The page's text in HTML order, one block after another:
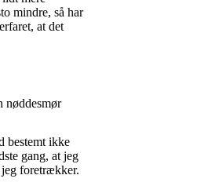
mindre, så har
at det
nøddesmør
bestemt ikke
gang, at jeg
foretrækker.